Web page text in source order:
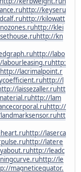
http://keyseru
http://kilowatt
http://klei
http://kn
http://labo
http:
http://lacrimalpoint.r
http://l
laissezaller.ruhtt
http://lam
http://
htt
http://laserca
http://latere
http://leadc
http://le
magneticequator.